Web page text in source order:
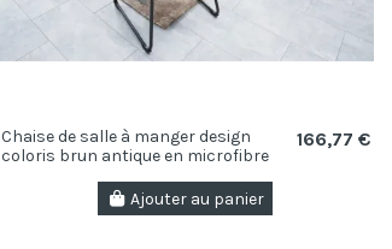
Chaise de salle à manger design
coloris brun antique en microfibre
166,77 €
Ajouter au panier